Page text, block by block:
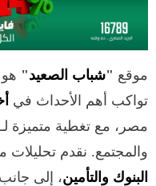
موقع "شباب الصعيد" هو
تواكب أهم الأحداث في
مصر، مع تغطية متميزة لـ
والمجتمع. نقدم تحليلات
البنوك والتأمين، إلى